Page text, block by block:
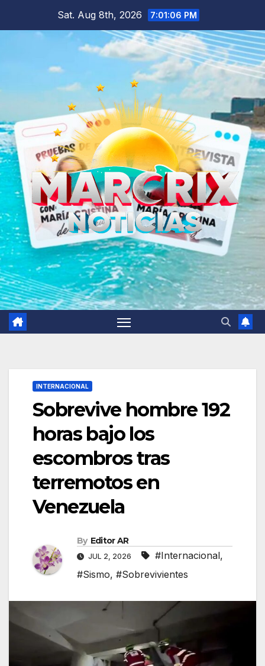
Sat. Aug 8th, 2026 7:01:08 PM
INTERNACIONAL
Sobrevive hombre 192
horas bajo los
escombros tras
terremotos en
Venezuela
By Editor AR
JUL 2, 2026 #Internacional,
#Sismo, #Sobrevivientes